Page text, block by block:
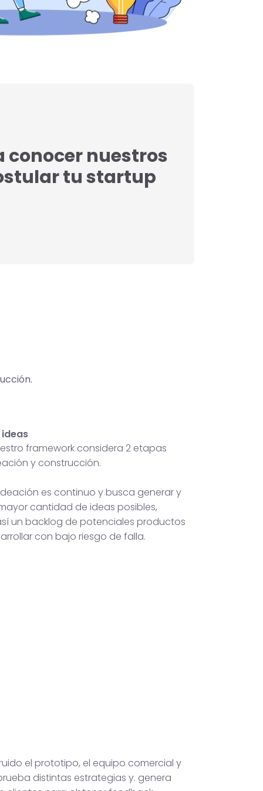
conocer nuestros
tu startup
framework considera 2 etapas
y construcción.
es continuo y busca generar y
cantidad de ideas posibles,
un backlog de potenciales productos
con bajo riesgo de falla.
el prototipo, el equipo comercial y
distintas estrategias y. genera